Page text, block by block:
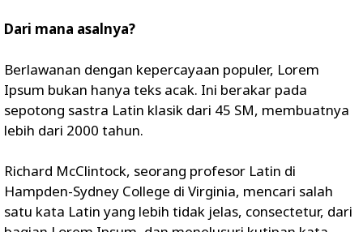
Dari mana asalnya?
Berlawanan dengan kepercayaan populer, Lorem
Ipsum bukan hanya teks acak. Ini berakar pada
sepotong sastra Latin klasik dari 45 SM, membuatnya
lebih dari 2000 tahun.
Richard McClintock, seorang profesor Latin di
Hampden-Sydney College di Virginia, mencari salah
satu kata Latin yang lebih tidak jelas, consectetur, dari